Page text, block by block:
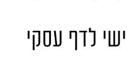
לדף עסקי